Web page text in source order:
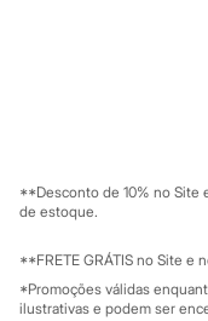
Escovas e
Finalizadores
Tratamento
Cuidados
Hidratante
Mapa do site
Investidores
Privacidade
Configuração de
**Desconto de 10% no Site
de estoque.
**FRETE GRÁTIS no Site e
*Promoções válidas
ilustrativas e podem ser